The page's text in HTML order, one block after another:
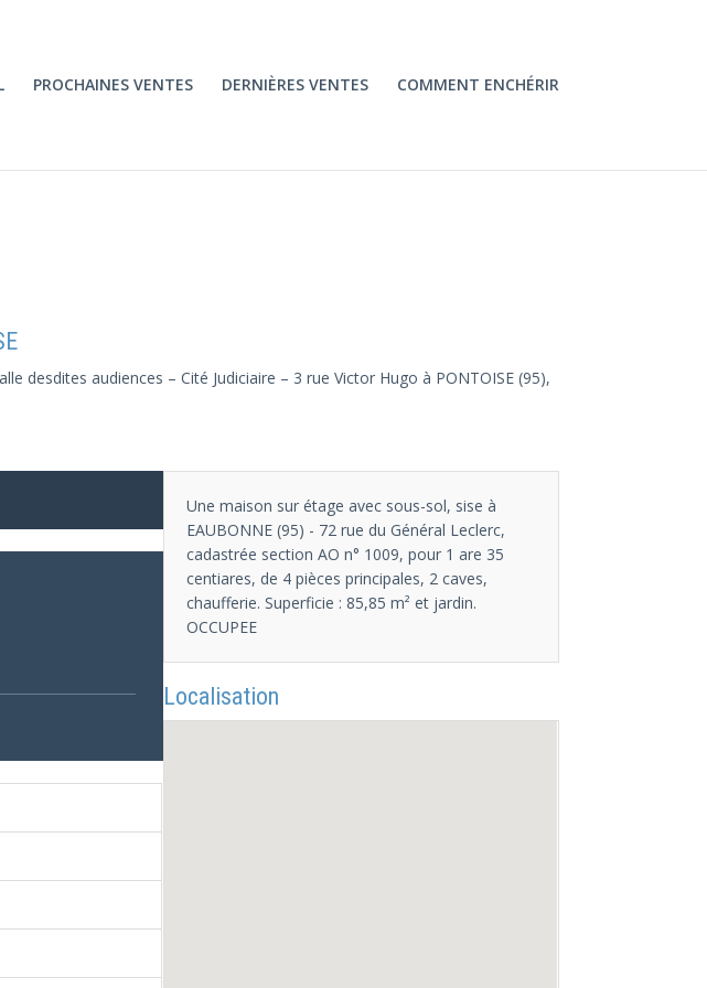
PROCHAINES VENTES DERNIÈRES VENTES COMMENT ENCHÉRIR
desdites audiences – Cité Judiciaire – 3 rue Victor Hugo à PONTOISE (95),
Une maison sur étage avec sous-sol, sise à
EAUBONNE (95) - 72 rue du Général Leclerc,
cadastrée section AO n° 1009, pour 1 are 35
centiares, de 4 pièces principales, 2 caves,
chaufferie. Superficie : 85,85 m² et jardin.
OCCUPEE
Localisation